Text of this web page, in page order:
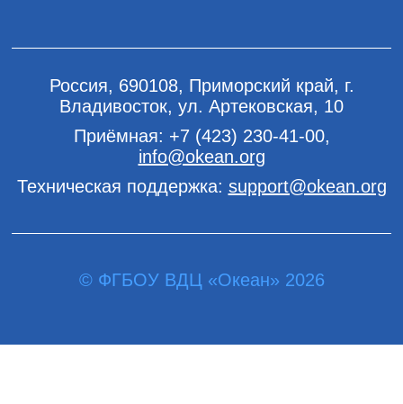
Россия, 690108, Приморский край, г.
Владивосток, ул. Артековская, 10
Приёмная: +7 (423) 230-41-00,
info@okean.org
Техническая поддержка: support@okean.org
© ФГБОУ ВДЦ «Океан» 2026